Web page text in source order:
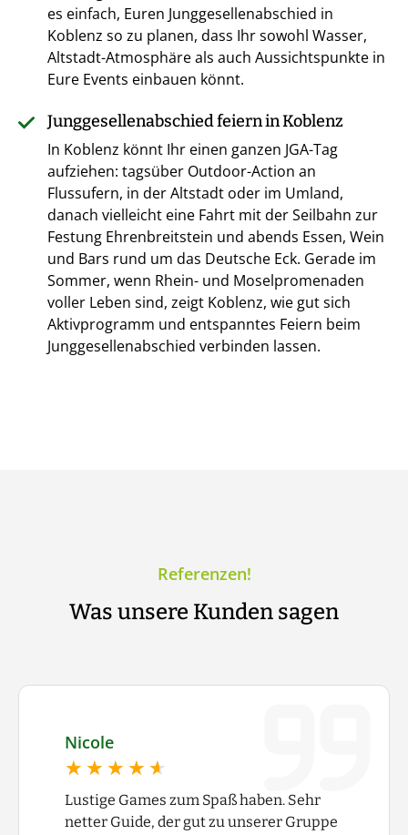
es einfach, Euren Junggesellenabschied in
Koblenz so zu planen, dass Ihr sowohl Wasser,
Altstadt-Atmosphäre als auch Aussichtspunkte in
Eure Events einbauen könnt.
Junggesellenabschied feiern in Koblenz
In Koblenz könnt Ihr einen ganzen JGA-Tag
aufziehen: tagsüber Outdoor-Action an
Flussufern, in der Altstadt oder im Umland,
danach vielleicht eine Fahrt mit der Seilbahn zur
Festung Ehrenbreitstein und abends Essen, Wein
und Bars rund um das Deutsche Eck. Gerade im
Sommer, wenn Rhein- und Moselpromenaden
voller Leben sind, zeigt Koblenz, wie gut sich
Aktivprogramm und entspanntes Feiern beim
Junggesellenabschied verbinden lassen.
Referenzen!
Was unsere Kunden sagen
Nicole
★★★★★
★★★★★
Lustige Games zum Spaß haben. Sehr
netter Guide, der gut zu unserer Gruppe